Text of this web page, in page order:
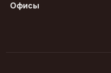
Офисы